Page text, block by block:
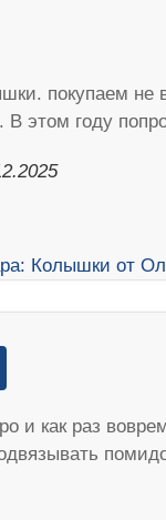
покупаем не
В этом году
и как раз